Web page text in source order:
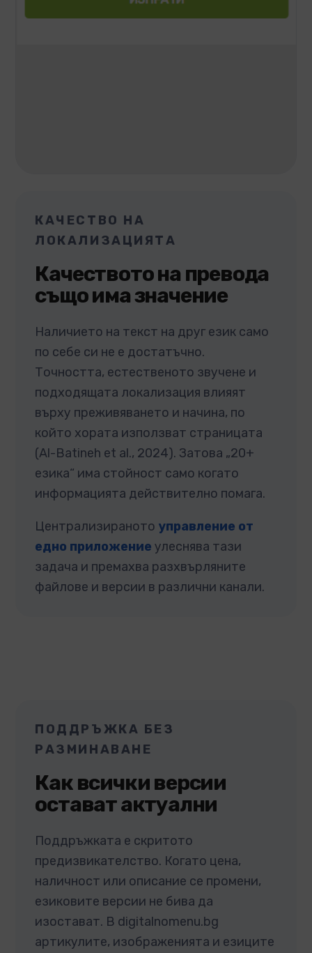
КАЧЕСТВО НА
ЛОКАЛИЗАЦИЯТА
Качеството на превода
също има значение
Наличието на текст на друг език само
по себе си не е достатъчно.
Точността, естественото звучене и
подходящата локализация влияят
върху преживяването и начина, по
който хората използват страницата
(Al-Batineh et al., 2024). Затова „20+
езика“ има стойност само когато
информацията действително помага.
Централизираното управление от
едно приложение улеснява тази
задача и премахва разхвърляните
файлове и версии в различни канали.
ПОДДРЪЖКА БЕЗ
РАЗМИНАВАНЕ
Как всички версии
остават актуални
Поддръжката е скритото
предизвикателство. Когато цена,
наличност или описание се промени,
езиковите версии не бива да
изостават. В digitalnomenu.bg
артикулите, изображенията и езиците